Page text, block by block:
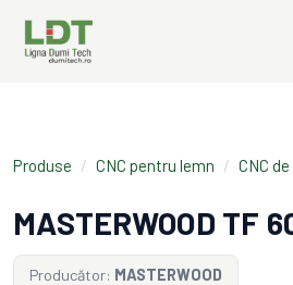
Produse / CNC pentru lemn / CNC
MASTERWOOD TF
Producător: MASTERWOOD